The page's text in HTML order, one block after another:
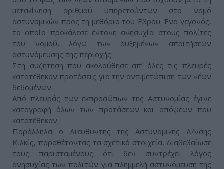
μετακίνηση αριθμού υπηρετούντων στο νομό
αστυνομικών προς τη μεθόριο του Έβρου. Ένα γεγονός,
το οποίο προκάλεσε έντονη ανησυχία στους πολίτες
του νομού, λόγω των αυξημένων απαιτήσεων
αστυνόμευσης της περιοχής.
Στη συζήτηση που ακολούθησε απ’ όλες τις πλευρές
κατατέθηκαν προτάσεις για την αντιμετώπιση των νέων
δεδομένων.
Από πλευράς των εκπροσώπων της Αστυνομίας έγινε
καταγραφή όλων των προτάσεων και απόψεων που
κατατέθηκαν.
Παράλληλα ο Διευθυντής της Αστυνομικής Δ/νσης
Κιλκίς, παραθέτοντας τα σχετικά στοιχεία, διαβεβαίωσε
τους παρισταμένους ότι δεν συντρέχει λόγος
ανησυχίας των πολιτών για πλημμελή αστυνόμευση της